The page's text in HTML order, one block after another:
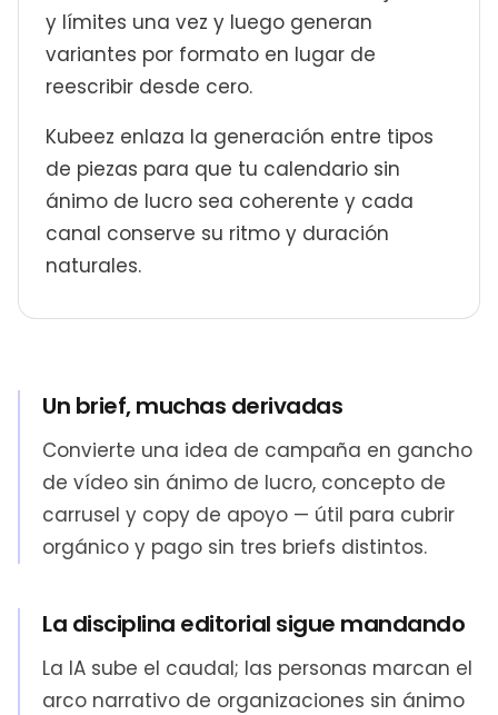
y límites una vez y luego generan
variantes por formato en lugar de
reescribir desde cero.
Kubeez enlaza la generación entre tipos
de piezas para que tu calendario sin
ánimo de lucro sea coherente y cada
canal conserve su ritmo y duración
naturales.
Un brief, muchas derivadas
Convierte una idea de campaña en gancho
de vídeo sin ánimo de lucro, concepto de
carrusel y copy de apoyo — útil para cubrir
orgánico y pago sin tres briefs distintos.
La disciplina editorial sigue mandando
La IA sube el caudal; las personas marcan el
arco narrativo de organizaciones sin ánimo